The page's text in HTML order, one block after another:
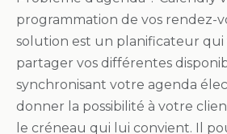
programmation de vos rendez-
solution est un planificateur
partager vos différentes
synchronisant votre agenda
donner la possibilité à votre
le créneau qui lui convient. Il